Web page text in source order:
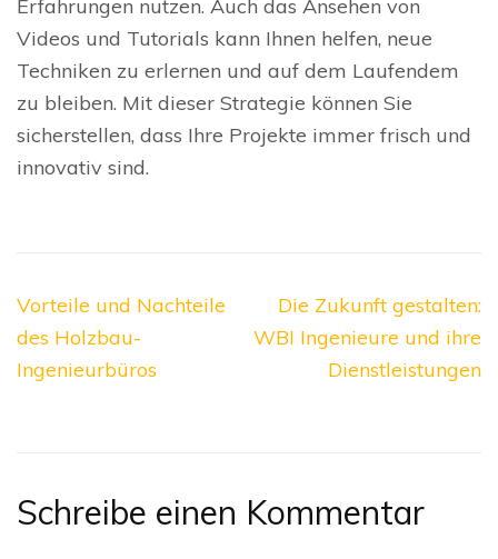
Erfahrungen nutzen. Auch das Ansehen von
Videos und Tutorials kann Ihnen helfen, neue
Techniken zu erlernen und auf dem Laufendem
zu bleiben. Mit dieser Strategie können Sie
sicherstellen, dass Ihre Projekte immer frisch und
innovativ sind.
Beitragsnavigation
Vorteile und Nachteile
des Holzbau-
Ingenieurbüros
Die Zukunft gestalten:
WBI Ingenieure und ihre
Dienstleistungen
Schreibe einen Kommentar